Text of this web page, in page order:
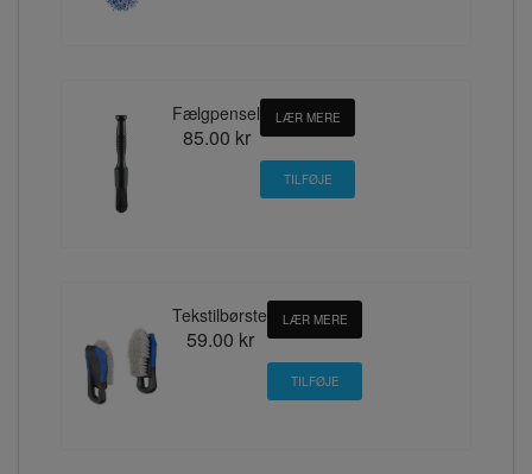
Fælgpensel
85.00 kr
LÆR MERE
Tekstilbørste
59.00 kr
LÆR MERE